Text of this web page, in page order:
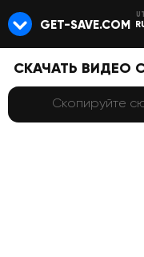
GET-SAVE.COM
СКАЧАТЬ ВИДЕО С